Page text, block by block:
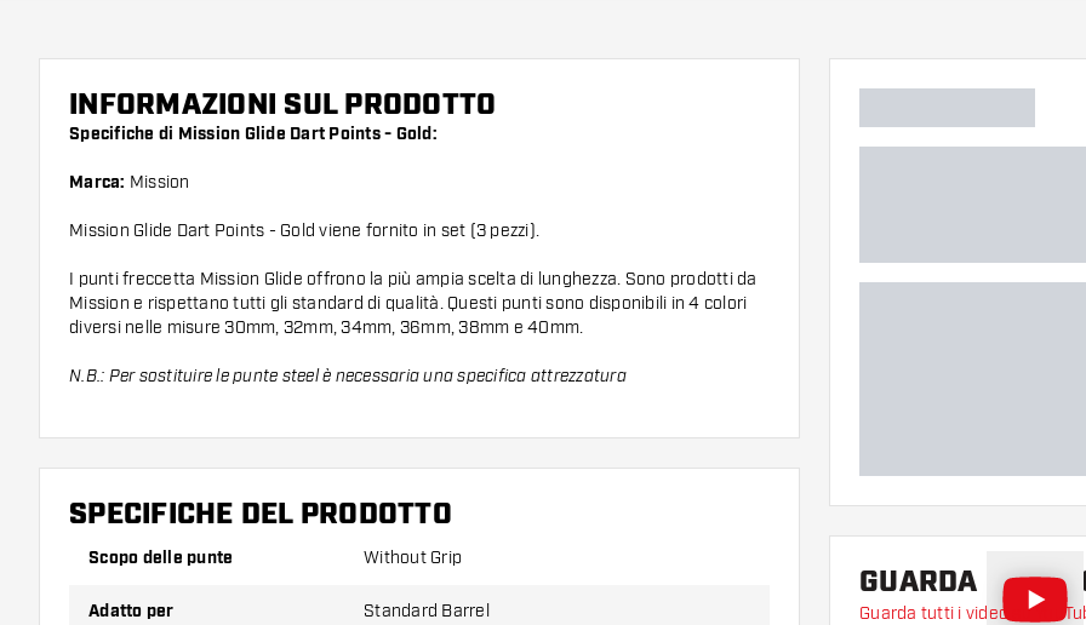
INFORMAZIONI SUL PRODOTTO
Specifiche di Mission Glide Dart Points - Gold:
Marca: Mission
Mission Glide Dart Points - Gold viene fornito in set (3 pezzi).
I punti freccetta Mission Glide offrono la più ampia scelta di lunghezza. Sono prodotti da
Mission e rispettano tutti gli standard di qualità. Questi punti sono disponibili in 4 colori
diversi nelle misure 30mm, 32mm, 34mm, 36mm, 38mm e 40mm.
N.B.: Per sostituire le punte steel è necessaria una specifica attrezzatura
SPECIFICHE DEL PRODOTTO
Scopo delle punte Without Grip
Adatto per Standard Barrel
GUARDA IL
Guarda tutti i video su